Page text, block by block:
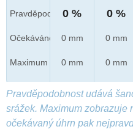
Pravděpod.
Očekáváno
Maximum
0 %
0 mm
0 mm
0 %
0 mm
0 mm
Pravděpodobnost udává
srážek. Maximum zobrazuje
očekávaný úhrn pak